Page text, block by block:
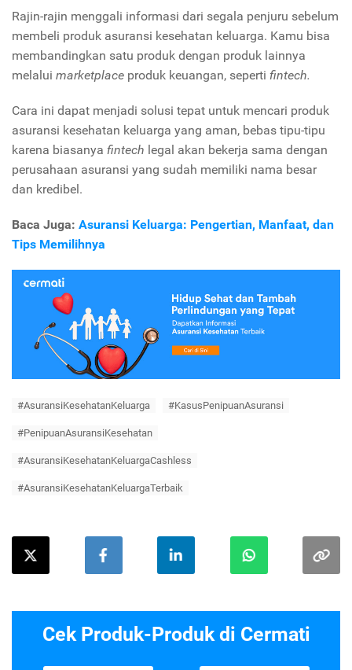
Rajin-rajin menggali informasi dari segala penjuru sebelum
membeli produk asuransi kesehatan keluarga. Kamu bisa
membandingkan satu produk dengan produk lainnya
melalui marketplace produk keuangan, seperti fintech.
Cara ini dapat menjadi solusi tepat untuk mencari produk
asuransi kesehatan keluarga yang aman, bebas tipu-tipu
karena biasanya fintech legal akan bekerja sama dengan
perusahaan asuransi yang sudah memiliki nama besar
dan kredibel.
Baca Juga: Asuransi Keluarga: Pengertian, Manfaat, dan
Tips Memilihnya
#AsuransiKesehatanKeluarga #KasusPenipuanAsuransi
#PenipuanAsuransiKesehatan
#AsuransiKesehatanKeluargaCashless
#AsuransiKesehatanKeluargaTerbaik
Cek Produk-Produk di Cermati